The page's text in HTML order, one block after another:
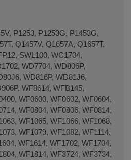
P1253, P1253G, P1453G,
Q1457V, Q1657A, Q1657T,
SWL100, WC1704,
WD7704, WD806P,
WD816P, WD81J6,
WF8614, WFB145,
WF0600, WF0602, WF0604,
WF0804, WF0806, WF0814,
WF1065, WF1066, WF1068,
WF1079, WF1082, WF1114,
WF1614, WF1702, WF1704,
WF1814, WF3724, WF3734,